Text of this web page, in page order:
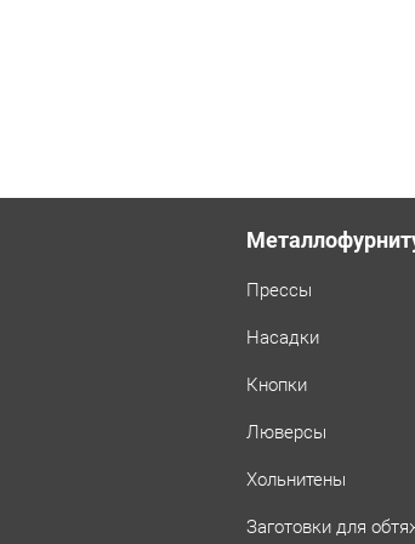
Прессы
Насадки
Кнопки
Люверсы
Хольнитены
Заготовки для